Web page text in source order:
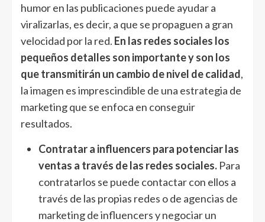
humor en las publicaciones puede ayudar a
viralizarlas, es decir, a que se propaguen a gran
velocidad por la red. En las redes sociales los
pequeños detalles son importante y son los
que transmitirán un cambio de nivel de calidad,
la imagen es imprescindible de una estrategia de
marketing que se enfoca en conseguir
resultados.
Contratar a influencers para potenciar las
ventas a través de las redes sociales. Para
contratarlos se puede contactar con ellos a
través de las propias redes o de agencias de
marketing de influencers y negociar un